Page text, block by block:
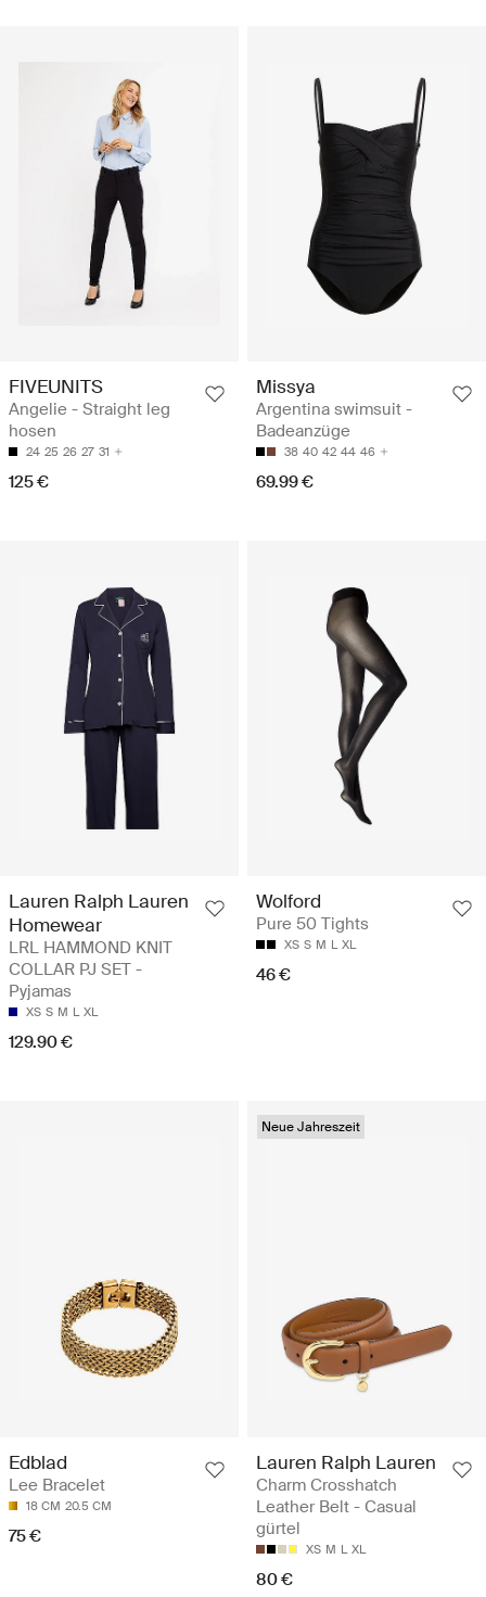
FIVEUNITS
Angelie - Straight leg
hosen
24 25 26 27 31
125 €
Missya
Argentina swimsuit -
Badeanzüge
38 40 42 44 46
69.99 €
Lauren Ralph Lauren
Homewear
LRL HAMMOND KNIT
COLLAR PJ SET -
Pyjamas
XS S M L XL
129.90 €
Wolford
Pure 50 Tights
XS S M L XL
46 €
Edblad
Lee Bracelet
18 CM 20.5 CM
75 €
Neue Jahreszeit
Lauren Ralph Lauren
Charm Crosshatch
Leather Belt - Casual
gürtel
XS M L XL
80 €